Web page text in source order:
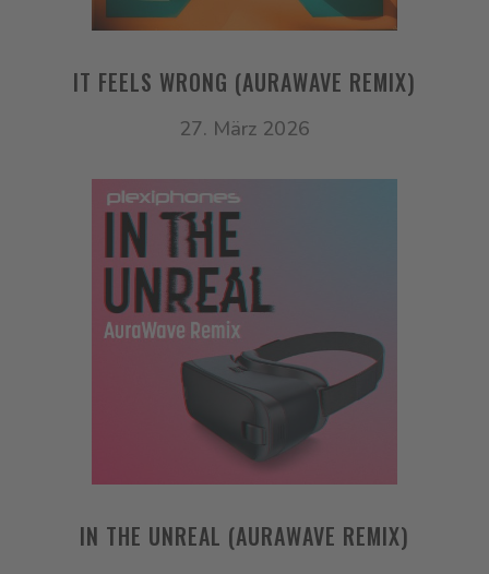
IT FEELS WRONG (AURAWAVE REMIX)
27. März 2026
IN THE UNREAL (AURAWAVE REMIX)